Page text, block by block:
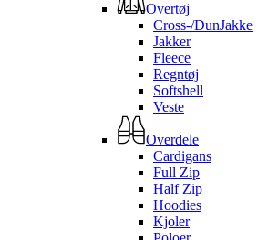
Overtøj
Cross-/DunJakke
Jakker
Fleece
Regntøj
Softshell
Veste
Overdele
Cardigans
Full Zip
Half Zip
Hoodies
Kjoler